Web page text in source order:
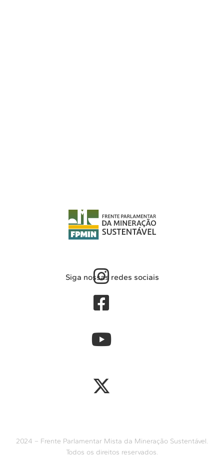
Siga nossas redes sociais
2024 – Frente Parlamentar Mista da Mineração Sustentável.
Todos os direitos reservados.